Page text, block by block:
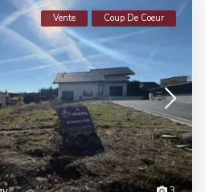
Vente Coup De Coeur